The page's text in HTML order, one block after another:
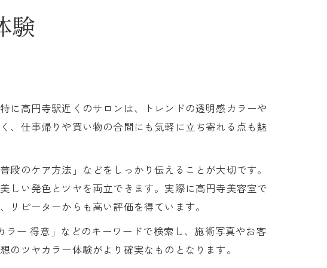
ン選び
イント
を探す
選び方
する方法
カラー体験
しむコツ
カラー術
験
に高円寺駅近くのサロンは、トレンドの透明感カラーや
、仕事帰りや買い物の合間にも気軽に立ち寄れる点も魅
のケア方法」などをしっかり伝えることが大切です。
しい発色とツヤを両立できます。実際に高円寺美容室で
ピーターからも高い評価を得ています。
ー 得意」などのキーワードで検索し、施術写真やお客
ツヤカラー体験がより確実なものとなります。